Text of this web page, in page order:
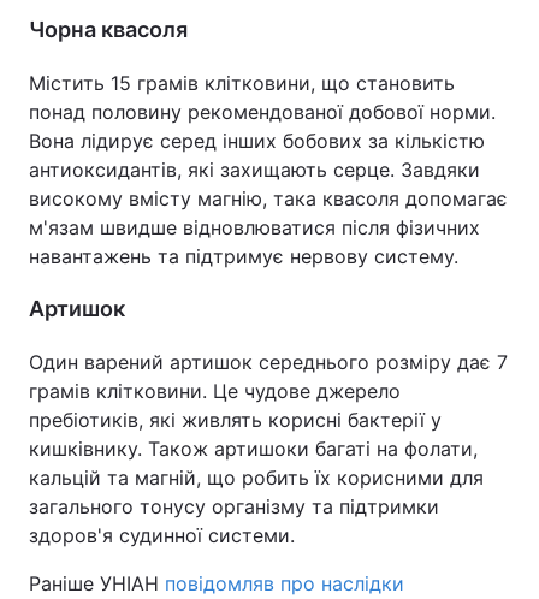
Чорна квасоля
Містить 15 грамів клітковини, що становить
понад половину рекомендованої добової норми.
Вона лідирує серед інших бобових за кількістю
антиоксидантів, які захищають серце. Завдяки
високому вмісту магнію, така квасоля допомагає
м'язам швидше відновлюватися після фізичних
навантажень та підтримує нервову систему.
Артишок
Один варений артишок середнього розміру дає 7
грамів клітковини. Це чудове джерело
пребіотиків, які живлять корисні бактерії у
кишківнику. Також артишоки багаті на фолати,
кальцій та магній, що робить їх корисними для
загального тонусу організму та підтримки
здоров'я судинної системи.
Раніше УНІАН повідомляв про наслідки